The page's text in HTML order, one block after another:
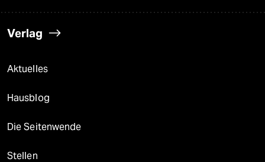
Verlag
Aktuelles
Hausblog
Die Seitenwende
Stellen